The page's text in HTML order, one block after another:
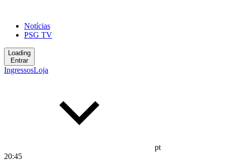
Notícias
PSG TV
Loading
Entrar
IngressosLoja
pt
20:45